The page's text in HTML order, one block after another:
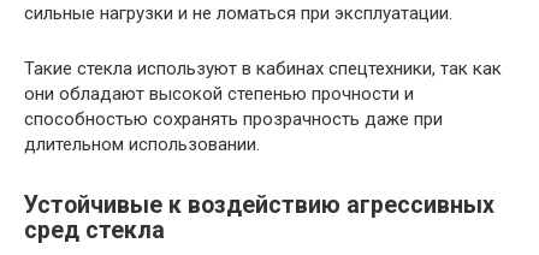
сильные нагрузки и не ломаться при эксплуатации.
Такие стекла используют в кабинах спецтехники, так как
они обладают высокой степенью прочности и
способностью сохранять прозрачность даже при
длительном использовании.
Устойчивые к воздействию агрессивных
сред стекла